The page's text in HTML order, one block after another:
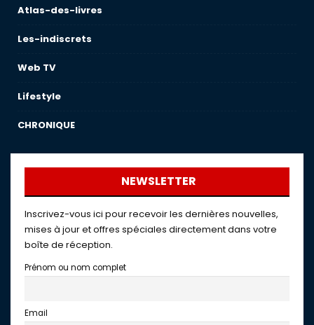
Atlas-des-livres
Les-indiscrets
Web TV
Lifestyle
CHRONIQUE
NEWSLETTER
Inscrivez-vous ici pour recevoir les dernières nouvelles,
mises à jour et offres spéciales directement dans votre
boîte de réception.
Prénom ou nom complet
Email